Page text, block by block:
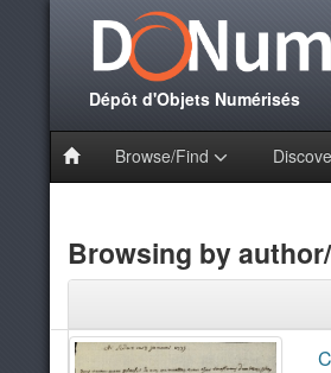
Dépôt d'Objets Numérisés
Browse/Find
Browsing by